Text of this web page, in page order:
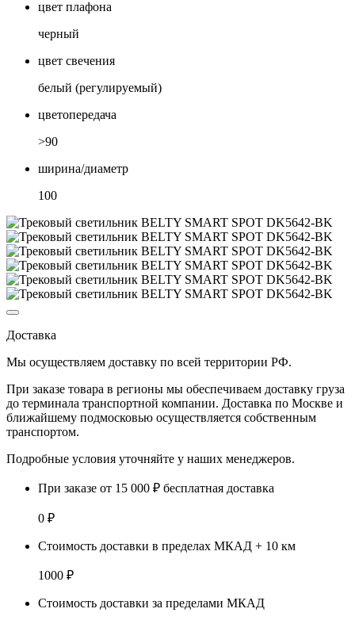
цвет плафона
черный
цвет свечения
белый (регулируемый)
цветопередача
>90
ширина/диаметр
100
Доставка
Мы осуществляем доставку по всей территории РФ.
При заказе товара в регионы мы обеспечиваем доставку груза
до терминала транспортной компании. Доставка по Москве и
ближайшему подмосковью осуществляется собственным
транспортом.
Подробные условия уточняйте у наших менеджеров.
При заказе от 15 000 ₽ бесплатная доставка
0 ₽
Стоимость доставки в пределах МКАД + 10 км
1000 ₽
Стоимость доставки за пределами МКАД